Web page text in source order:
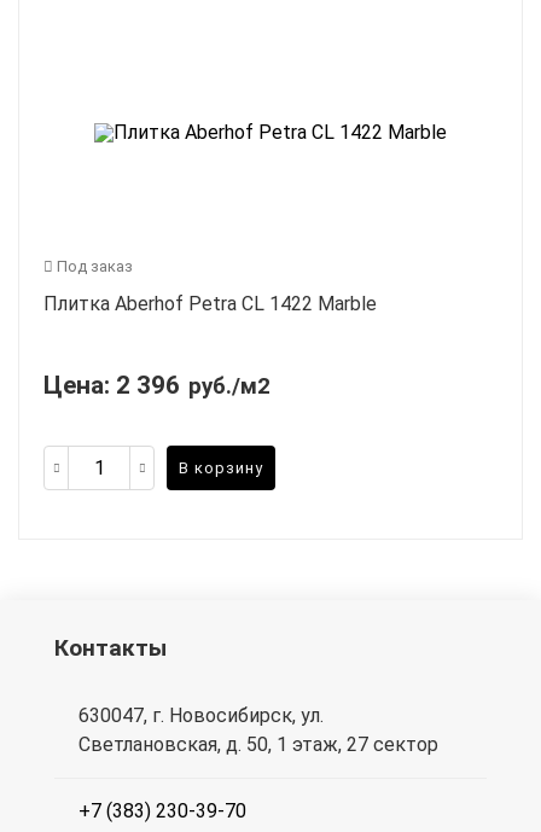
Под заказ
Плитка Aberhof Petra CL 1422 Marble
Цена: 2 396 руб./м2
В корзину
Контакты
630047, г. Новосибирск, ул.
Светлановская, д. 50, 1 этаж, 27 сектор
+7 (383) 230-39-70